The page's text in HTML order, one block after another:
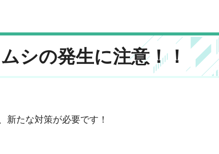
シの発生に注意！！
新たな対策が必要です！